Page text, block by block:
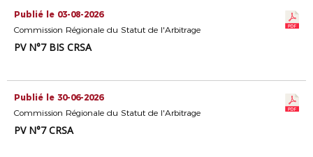
Publié le 03-08-2026
Commission Régionale du Statut de l'Arbitrage
PV N°7 BIS CRSA
Publié le 30-06-2026
Commission Régionale du Statut de l'Arbitrage
PV N°7 CRSA